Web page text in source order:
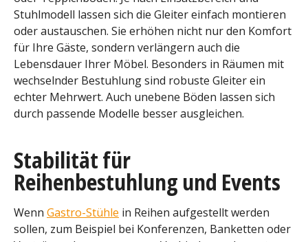
Stuhlmodell lassen sich die Gleiter einfach montieren
oder austauschen. Sie erhöhen nicht nur den Komfort
für Ihre Gäste, sondern verlängern auch die
Lebensdauer Ihrer Möbel. Besonders in Räumen mit
wechselnder Bestuhlung sind robuste Gleiter ein
echter Mehrwert. Auch unebene Böden lassen sich
durch passende Modelle besser ausgleichen.
Stabilität für
Reihenbestuhlung und Events
Wenn Gastro-Stühle in Reihen aufgestellt werden
sollen, zum Beispiel bei Konferenzen, Banketten oder